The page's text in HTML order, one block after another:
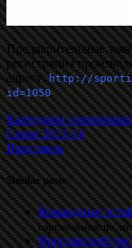
Предварительные
регистрация
адресу:http://
id=1050
Календари
Сезон 2013-14
Ярославль
Similar posts
Командные
соревнование по
Ярославский